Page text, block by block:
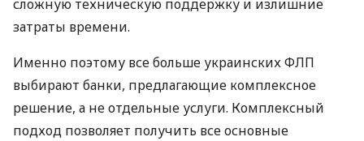
сложную техническую поддержку и излишние
затраты времени.
Именно поэтому все больше украинских ФЛП
выбирают банки, предлагающие комплексное
решение, а не отдельные услуги. Комплексный
подход позволяет получить все основные